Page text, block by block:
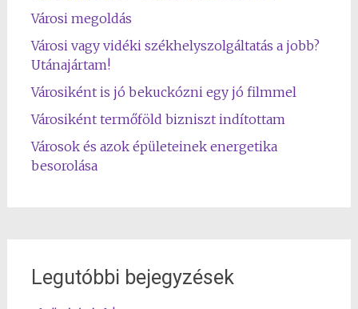
Városi megoldás
Városi vagy vidéki székhelyszolgáltatás a jobb?
Utánajártam!
Városiként is jó bekuckózni egy jó filmmel
Városiként termőföld bizniszt indítottam
Városok és azok épületeinek energetika
besorolása
Legutóbbi bejegyzések